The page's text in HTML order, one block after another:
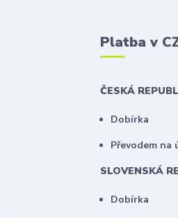
Platba v
ČESKÁ
Dobírka
Převodem na
SLOVENSKÁ
Dobírka